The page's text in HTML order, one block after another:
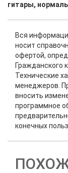
гитары,
Вся
носит
офертой,
Гражданского
Технические
менеджеров.
вносить
программное
конечных